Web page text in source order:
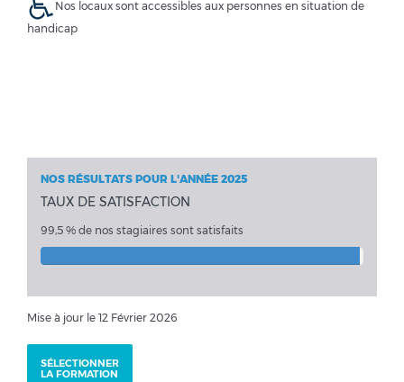
Nos locaux sont accessibles aux personnes en situation de
handicap
NOS RÉSULTATS POUR L'ANNÉE 2025
TAUX DE SATISFACTION
99,5 % de nos stagiaires sont satisfaits
Mise à jour le 12 Février 2026
SÉLECTIONNER
LA FORMATION